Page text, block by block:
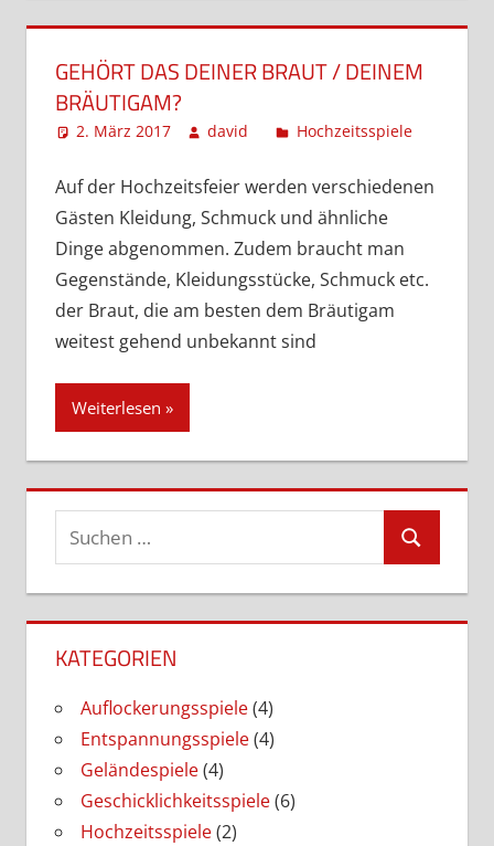
GEHÖRT DAS DEINER BRAUT / DEINEM
BRÄUTIGAM?
2. März 2017 david
Hochzeitsspiele
Auf der Hochzeitsfeier werden verschiedenen
Gästen Kleidung, Schmuck und ähnliche
Dinge abgenommen. Zudem braucht man
Gegenstände, Kleidungsstücke, Schmuck etc.
der Braut, die am besten dem Bräutigam
weitest gehend unbekannt sind
Weiterlesen
Suchen
nach:
Suchen
KATEGORIEN
Auflockerungsspiele(4)
Entspannungsspiele(4)
Geländespiele(4)
Geschicklichkeitsspiele(6)
Hochzeitsspiele(2)